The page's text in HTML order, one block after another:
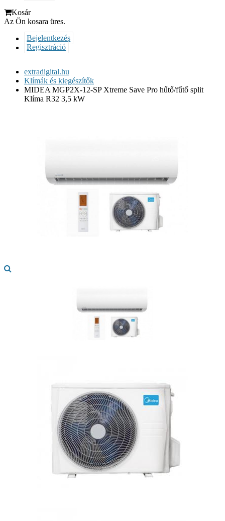
Kosár
Az Ön kosara üres.
Bejelentkezés
Regisztráció
extradigital.hu
Klímák és kiegészítők
MIDEA MGP2X-12-SP Xtreme Save Pro hűtő/fűtő split
Klíma R32 3,5 kW